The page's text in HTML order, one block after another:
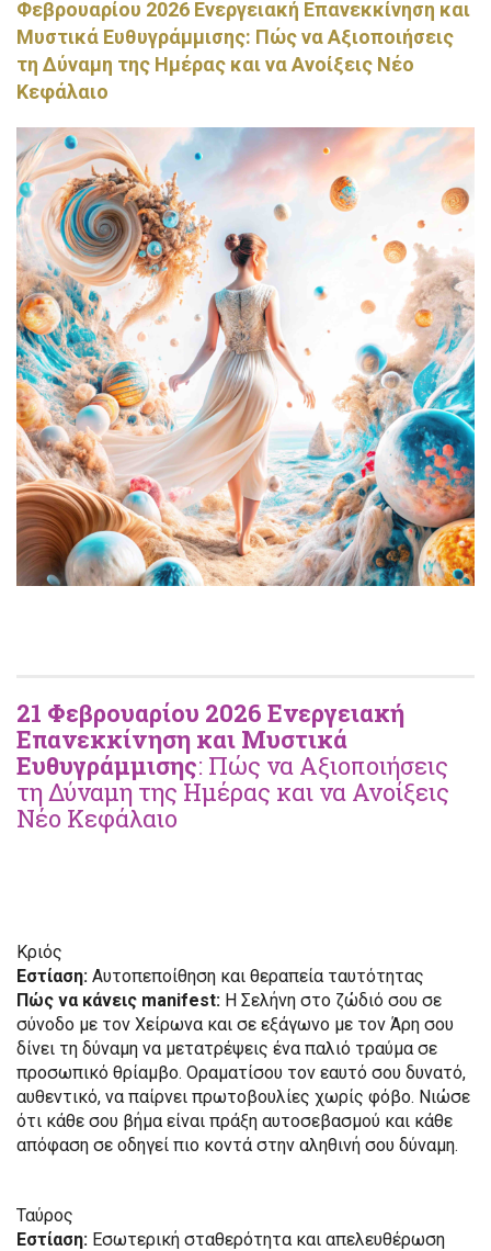
Φεβρουαρίου 2026 Ενεργειακή Επανεκκίνηση και
Μυστικά Ευθυγράμμισης: Πώς να Αξιοποιήσεις
τη Δύναμη της Ημέρας και να Ανοίξεις Νέο
Κεφάλαιο
21 Φεβρουαρίου 2026 Ενεργειακή
Επανεκκίνηση και Μυστικά
Ευθυγράμμισης: Πώς να Αξιοποιήσεις
τη Δύναμη της Ημέρας και να Ανοίξεις
Νέο Κεφάλαιο
Κριός
Εστίαση: Αυτοπεποίθηση και θεραπεία ταυτότητας
Πώς να κάνεις manifest: Η Σελήνη στο ζώδιό σου σε
σύνοδο με τον Χείρωνα και σε εξάγωνο με τον Άρη σου
δίνει τη δύναμη να μετατρέψεις ένα παλιό τραύμα σε
προσωπικό θρίαμβο. Οραματίσου τον εαυτό σου δυνατό,
αυθεντικό, να παίρνει πρωτοβουλίες χωρίς φόβο. Νιώσε
ότι κάθε σου βήμα είναι πράξη αυτοσεβασμού και κάθε
απόφαση σε οδηγεί πιο κοντά στην αληθινή σου δύναμη.
Ταύρος
Εστίαση: Εσωτερική σταθερότητα και απελευθέρωση